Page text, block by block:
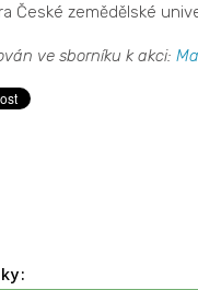
České zemědělské
ve sborníku k akci: